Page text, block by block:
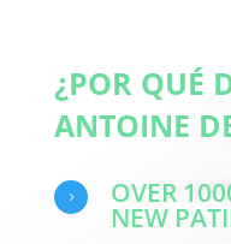
¿POR QUÉ
ANTOINE
5 OVER
NEW